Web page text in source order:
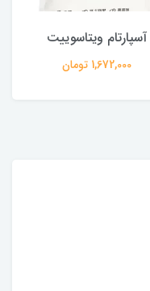
آسپارتام ویتاسوییت
1,672,000 تومان